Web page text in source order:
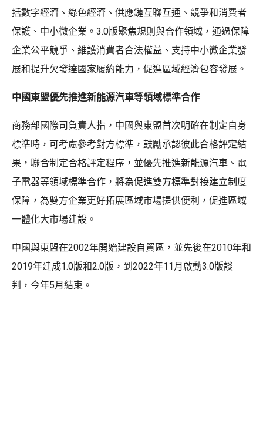
括數字經濟、綠色經濟、供應鏈互聯互通、競爭和消費者
保護、中小微企業。3.0版聚焦規則與合作領域，通過保障
企業公平競爭、維護消費者合法權益、支持中小微企業發
展和提升欠發達國家履約能力，促進區域經濟包容發展。
中國東盟優先推進新能源汽車等領域標準合作
商務部國際司負責人指，中國與東盟首次明確在制定自身
標準時，可考慮參考對方標準，鼓勵承認彼此合格評定結
果，聯合制定合格評定程序，並優先推進新能源汽車、電
子電器等領域標準合作，將為促進雙方標準對接建立制度
保障，為雙方企業更好拓展區域市場提供便利，促進區域
一體化大市場建設。
中國與東盟在2002年開始建設自貿區，並先後在2010年和
2019年建成1.0版和2.0版，到2022年11月啟動3.0版談
判，今年5月結束。